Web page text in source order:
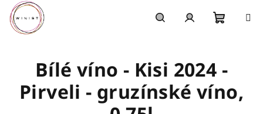
Přejít
na
obsah
košík
Bílé víno - Kisi 2024 -
Pirveli - gruzínské víno,